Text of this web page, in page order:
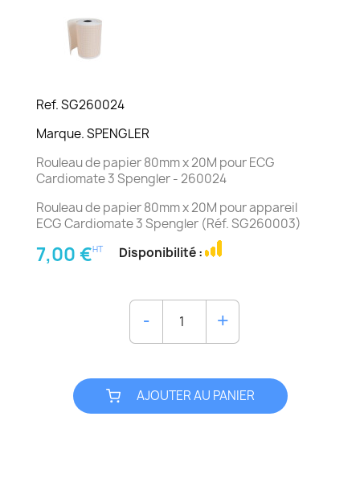
Ref. SG260024
Marque. SPENGLER
Rouleau de papier 80mm x 20M pour ECG
Cardiomate 3 Spengler - 260024
Rouleau de papier 80mm x 20M pour appareil
ECG Cardiomate 3 Spengler (Réf. SG260003)
7,00 €HT Disponibilité :
AJOUTER AU PANIER